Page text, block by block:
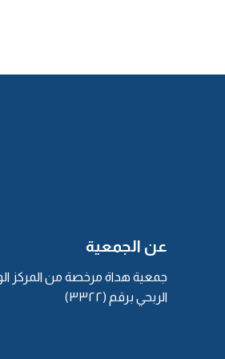
الكون قد كتبه هذا القلم بأمر
كُتب القضاء به من الديانِ
عن الجمعية
جمعية هداة مرخصة من المركز
الربحي برقم (٣٣٢٢)